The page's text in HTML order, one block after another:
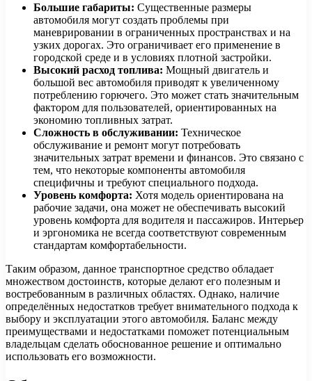
Большие габариты: Существенные размеры
автомобиля могут создать проблемы при
маневрировании в ограниченных пространствах и на
узких дорогах. Это ограничивает его применение в
городской среде и в условиях плотной застройки.
Высокий расход топлива: Мощный двигатель и
большой вес автомобиля приводят к увеличенному
потреблению горючего. Это может стать значительным
фактором для пользователей, ориентированных на
экономию топливных затрат.
Сложность в обслуживании: Техническое
обслуживание и ремонт могут потребовать
значительных затрат времени и финансов. Это связано с
тем, что некоторые компоненты автомобиля
специфичны и требуют специального подхода.
Уровень комфорта: Хотя модель ориентирована на
рабочие задачи, она может не обеспечивать высокий
уровень комфорта для водителя и пассажиров. Интерьер
и эргономика не всегда соответствуют современным
стандартам комфортабельности.
Таким образом, данное транспортное средство обладает
множеством достоинств, которые делают его полезным и
востребованным в различных областях. Однако, наличие
определённых недостатков требует внимательного подхода к
выбору и эксплуатации этого автомобиля. Баланс между
преимуществами и недостатками поможет потенциальным
владельцам сделать обоснованное решение и оптимально
использовать его возможности.